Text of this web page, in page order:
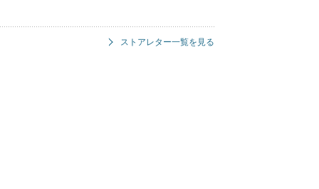
ストアレター一覧を見る